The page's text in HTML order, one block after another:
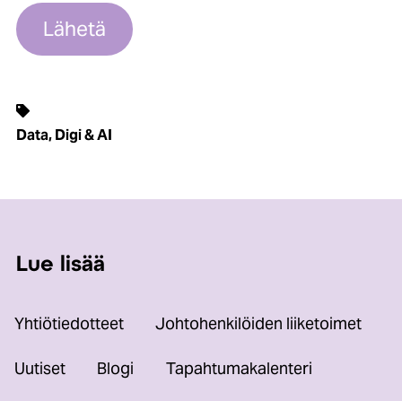
Data, Digi & AI
Lue lisää
Yhtiötiedotteet Johtohenkilöiden liiketoimet
Uutiset Blogi Tapahtumakalenteri